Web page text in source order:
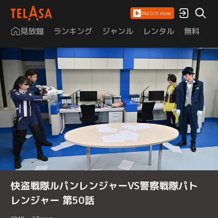
Watch now
見放題 ランキング ジャンル レンタル 無料
快盗戦隊ルパンレンジャーVS警察戦隊パト
レンジャー 第50話